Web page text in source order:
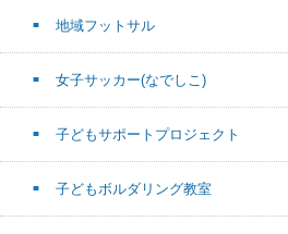
地域フットサル
女子サッカー(なでしこ)
子どもサポートプロジェクト
子どもボルダリング教室